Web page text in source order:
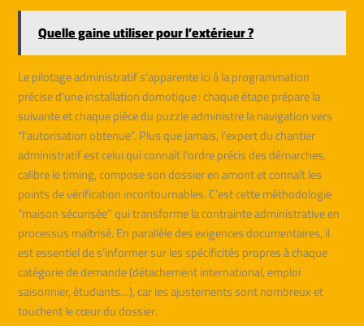
Quelle gaine utiliser pour l’extérieur ?
Le pilotage administratif s’apparente ici à la programmation
précise d’une installation domotique : chaque étape prépare la
suivante et chaque pièce du puzzle administre la navigation vers
“l’autorisation obtenue”. Plus que jamais, l’expert du chantier
administratif est celui qui connaît l’ordre précis des démarches,
calibre le timing, compose son dossier en amont et connaît les
points de vérification incontournables. C’est cette méthodologie
“maison sécurisée” qui transforme la contrainte administrative en
processus maîtrisé. En parallèle des exigences documentaires, il
est essentiel de s’informer sur les spécificités propres à chaque
catégorie de demande (détachement international, emploi
saisonnier, étudiants…), car les ajustements sont nombreux et
touchent le cœur du dossier.